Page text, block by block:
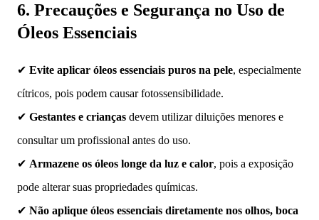
6. Precauções e Segurança no Uso de
Óleos Essenciais
✔ Evite aplicar óleos essenciais puros na pele, especialmente
cítricos, pois podem causar fotossensibilidade.
✔ Gestantes e crianças devem utilizar diluições menores e
consultar um profissional antes do uso.
✔ Armazene os óleos longe da luz e calor, pois a exposição
pode alterar suas propriedades químicas.
✔ Não aplique óleos essenciais diretamente nos olhos, boca